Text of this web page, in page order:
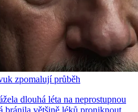
zpomalují průběh
dlouhá léta na neprostupnou
bránila většině léků proniknout